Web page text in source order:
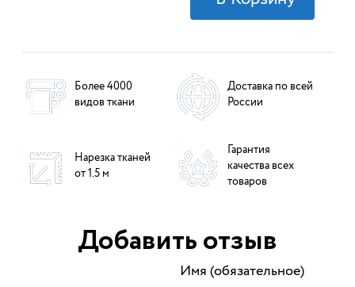
Более 4000
видов ткани
Доставка по всей
России
Нарезка тканей
от 1.5 м
Гарантия
качества всех
товаров
Добавить отзыв
Имя (обязательное)